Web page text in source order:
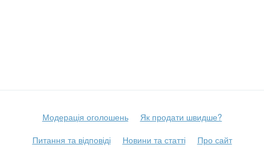
Модерація оголошень
Як продати швидше?
Питання та відповіді
Новини та статті
Про сайт